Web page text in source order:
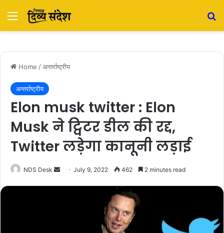
Menu
Home /अन्तर्राष्ट्रीय
अन्तर्राष्ट्रीय
Elon musk twitter : Elon
Musk ने ट्विटर डील की रद्द,
Twitter लड़ेगा कानूनी लड़ाई
NDS Desk July 9, 2022 462 2 minutes read